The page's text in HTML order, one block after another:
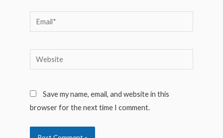
Email*
Website
Save my name, email, and website in this
browser for the next time I comment.